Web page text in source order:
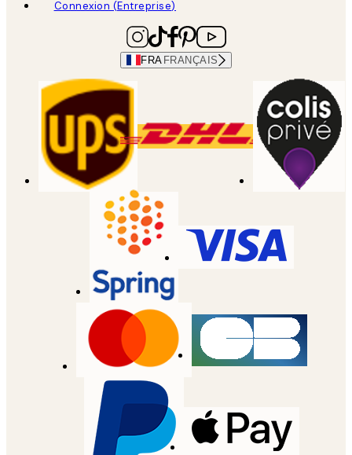
Connexion (Entreprise)
FRA FRANÇAIS